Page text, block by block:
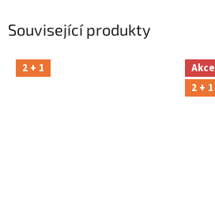
Související produkty
2 + 1
Akce
2 + 1